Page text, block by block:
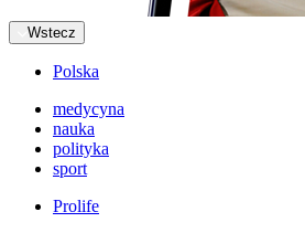
Wstecz
Polska
medycyna
nauka
polityka
sport
Prolife